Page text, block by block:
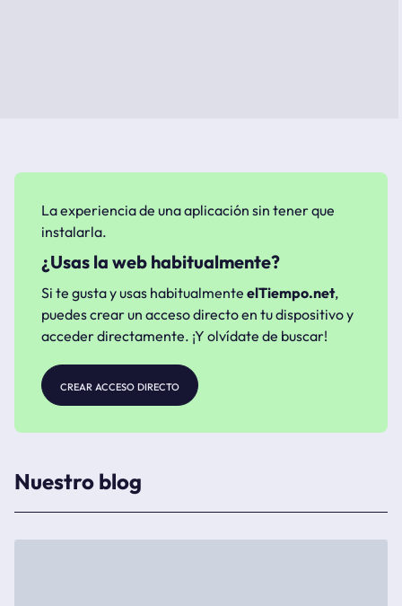
La experiencia de una aplicación sin tener que
instalarla.
¿Usas la web habitualmente?
Si te gusta y usas habitualmente elTiempo.net,
puedes crear un acceso directo en tu dispositivo y
acceder directamente. ¡Y olvídate de buscar!
crear acceso directo
Nuestro blog